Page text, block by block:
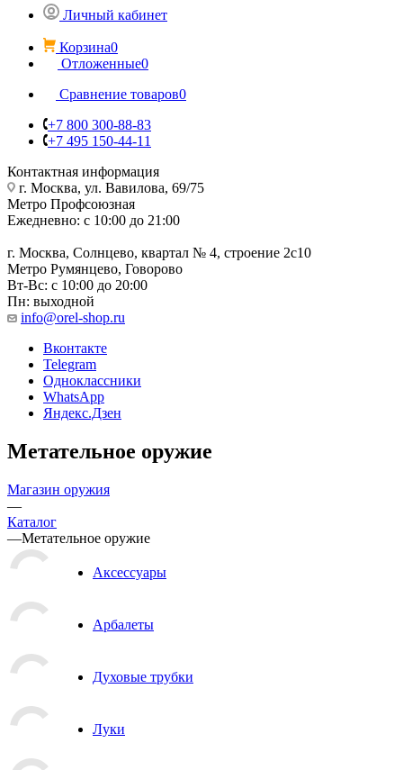
Личный кабинет
Корзина0
Отложенные0
Сравнение товаров0
+7 800 300-88-83
+7 495 150-44-11
Контактная информация
г. Москва, ул. Вавилова, 69/75
Метро Профсоюзная
Ежедневно: с 10:00 до 21:00
г. Москва, Солнцево, квартал № 4, строение 2с10
Метро Румянцево, Говорово
Вт-Вс: с 10:00 до 20:00
Пн: выходной
info@orel-shop.ru
Вконтакте
Telegram
Одноклассники
WhatsApp
Яндекс.Дзен
Метательное оружие
Магазин оружия
—
Каталог
—Метательное оружие
Аксессуары
Арбалеты
Духовые трубки
Луки